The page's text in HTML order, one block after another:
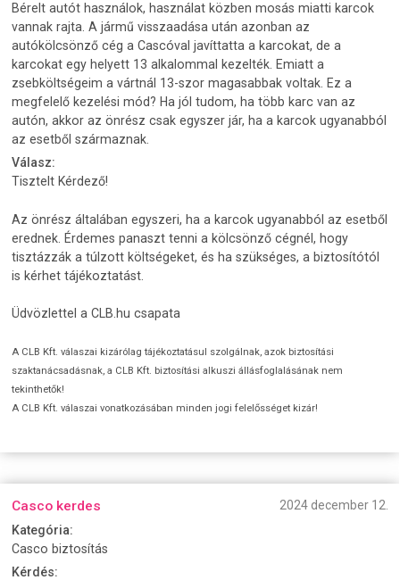
Bérelt autót használok, használat közben mosás miatti karcok
vannak rajta. A jármű visszaadása után azonban az
autókölcsönző cég a Cascóval javíttatta a karcokat, de a
karcokat egy helyett 13 alkalommal kezelték. Emiatt a
zsebköltségeim a vártnál 13-szor magasabbak voltak. Ez a
megfelelő kezelési mód? Ha jól tudom, ha több karc van az
autón, akkor az önrész csak egyszer jár, ha a karcok ugyanabból
az esetből származnak.
Válasz:
Tisztelt Kérdező!
Az önrész általában egyszeri, ha a karcok ugyanabból az esetből
erednek. Érdemes panaszt tenni a kölcsönző cégnél, hogy
tisztázzák a túlzott költségeket, és ha szükséges, a biztosítótól
is kérhet tájékoztatást.
Üdvözlettel a CLB.hu csapata
A CLB Kft. válaszai kizárólag tájékoztatásul szolgálnak, azok biztosítási
szaktanácsadásnak, a CLB Kft. biztosítási alkuszi állásfoglalásának nem
tekinthetők!
A CLB Kft. válaszai vonatkozásában minden jogi felelősséget kizár!
Casco kerdes
2024 december 12.
Kategória:
Casco biztosítás
Kérdés: